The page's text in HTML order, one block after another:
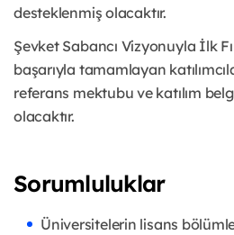
desteklenmiş olacaktır.
Şevket Sabancı Vizyonuyla İlk
başarıyla tamamlayan
referans mektubu ve katılım
olacaktır.
Sorumluluklar
Üniversitelerin lisans